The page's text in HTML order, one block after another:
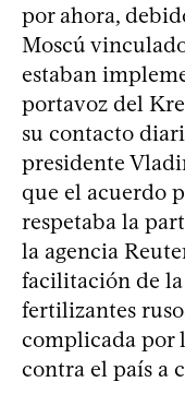
por ahora,
Moscú
estaban
portavoz del
su contacto
presidente
que el acuerdo
respetaba la
la agencia
facilitación de
fertilizantes
complicada por
contra el país a